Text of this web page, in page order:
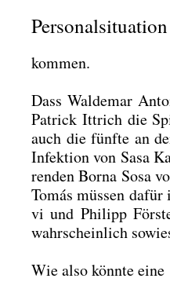
Personalsituation
kom­men.
Dass Wal­de­mar
Patrick Ittrich die
auch die fünf­te an
Infek­ti­on von Sasa
ren­den Bor­na Sosa
Tomás müs­sen
vi und Phil­ipp
wahr­schein­lich
Wie also könn­te eine